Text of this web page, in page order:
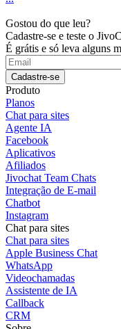
Gostou do que leu?
Cadastre-se e teste o
É grátis e só leva alguns
Cadastre-se
Produto
Planos
Chat para sites
Agente IA
Facebook
Aplicativos
Afiliados
Jivochat Team Chats
Integração de E-mail
Chatbot
Instagram
Chat para sites
Chat para sites
Apple Business Chat
WhatsApp
Videochamadas
Assistente de IA
Callback
CRM